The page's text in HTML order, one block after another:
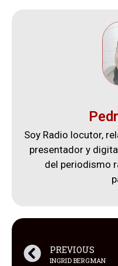
Soy Radio locutor,
presentador y
del periodismo
PREVIOUS
INGRID BERGMAN